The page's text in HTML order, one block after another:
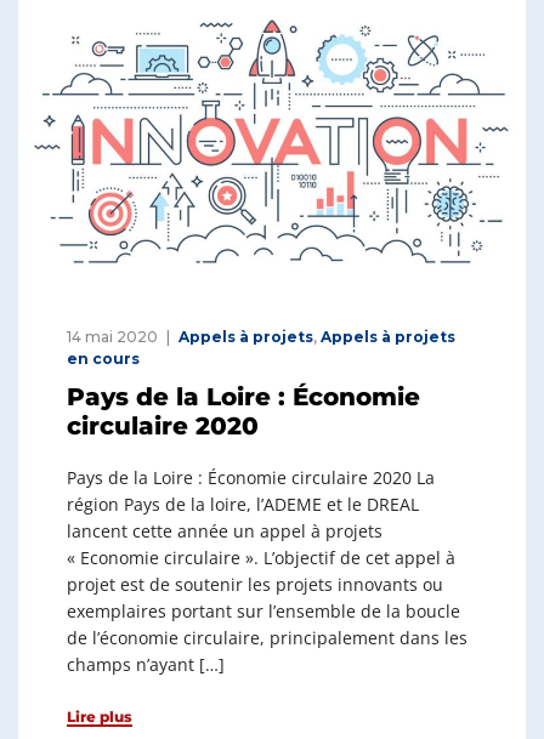
14 mai 2020 Appels à projets, Appels à projets
en cours
Pays de la Loire : Économie
circulaire 2020
Pays de la Loire : Économie circulaire 2020 La
région Pays de la loire, l’ADEME et le DREAL
lancent cette année un appel à projets
« Economie circulaire ». L’objectif de cet appel à
projet est de soutenir les projets innovants ou
exemplaires portant sur l’ensemble de la boucle
de l’économie circulaire, principalement dans les
champs n’ayant […]
Lire plus